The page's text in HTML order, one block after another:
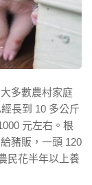
多數農村家庭
長到 10 多公斤
元左右。根
豬販，一頭 120
民花半年以上養